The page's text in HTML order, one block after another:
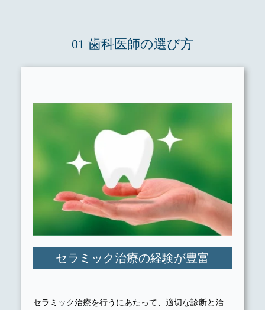
01 歯科医師の選び方
セラミック治療の経験が豊富
セラミック治療を行うにあたって、適切な診断と治